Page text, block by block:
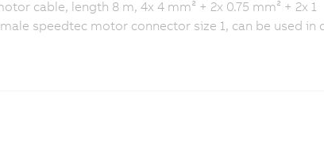
cable, length 8 m, 4x 4 mm² + 2x 0.75 mm² + 2x 1
speedtec motor connector size 1, can be used in